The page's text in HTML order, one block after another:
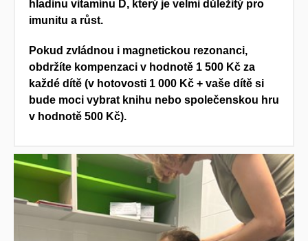
hladinu vitamínu D, který je velmi důležitý pro
imunitu a růst.
Pokud zvládnou i magnetickou rezonanci,
obdržíte kompenzaci v hodnotě 1 500 Kč za
každé dítě (v hotovosti 1 000 Kč + vaše dítě si
bude moci vybrat knihu nebo společenskou hru
v hodnotě 500 Kč).